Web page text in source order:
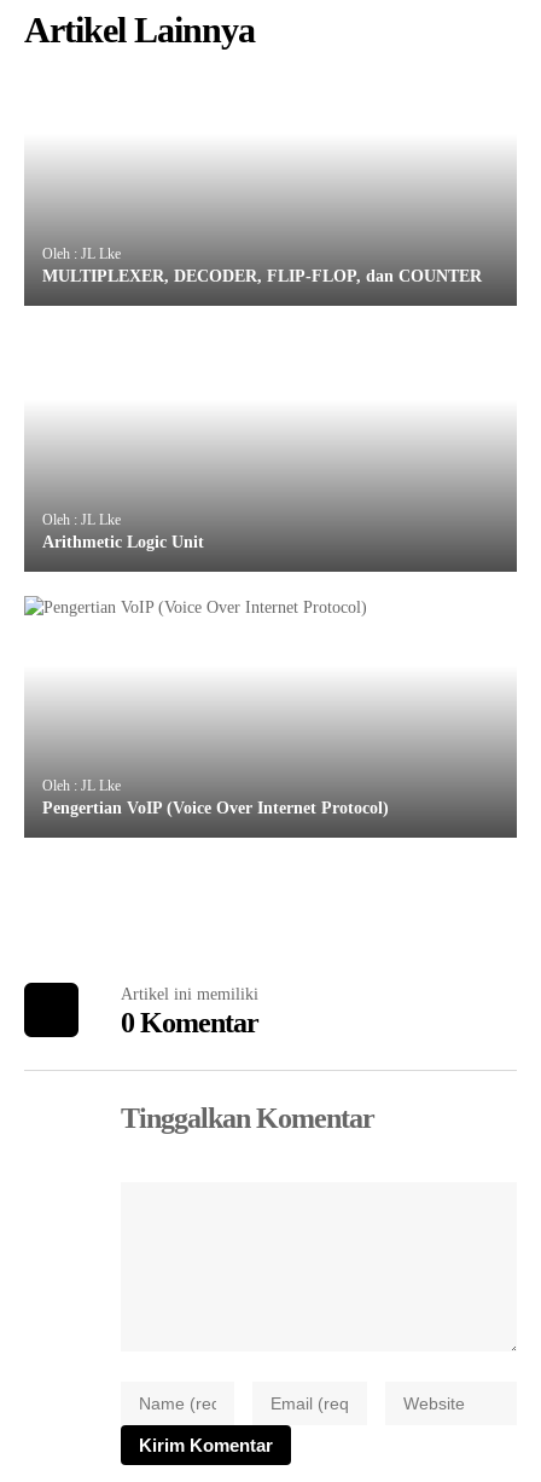
Artikel Lainnya
Oleh : JL Lke
MULTIPLEXER, DECODER, FLIP-FLOP, dan COUNTER
Oleh : JL Lke
Arithmetic Logic Unit
Oleh : JL Lke
Pengertian VoIP (Voice Over Internet Protocol)
Artikel ini memiliki
0 Komentar
Tinggalkan Komentar